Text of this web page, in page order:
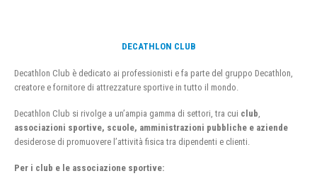
DECATHLON CLUB
Decathlon Club è dedicato ai professionisti e fa parte del gruppo Decathlon,
creatore e fornitore di attrezzature sportive in tutto il mondo.
Decathlon Club si rivolge a un’ampia gamma di settori, tra cui club
associazioni sportive, scuole, amministrazioni pubbliche e aziende
desiderose di promuovere l’attività fisica tra dipendenti e clienti.
Per i club e le associazione sportive: